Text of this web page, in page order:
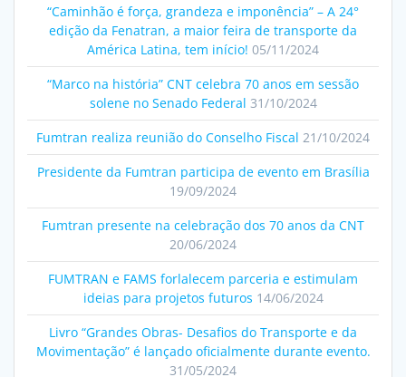
“Caminhão é força, grandeza e imponência” – A 24°
edição da Fenatran, a maior feira de transporte da
América Latina, tem início! 05/11/2024
“Marco na história” CNT celebra 70 anos em sessão
solene no Senado Federal 31/10/2024
Fumtran realiza reunião do Conselho Fiscal 21/10/2024
Presidente da Fumtran participa de evento em Brasília
19/09/2024
Fumtran presente na celebração dos 70 anos da CNT
20/06/2024
FUMTRAN e FAMS forlalecem parceria e estimulam
ideias para projetos futuros 14/06/2024
Livro “Grandes Obras- Desafios do Transporte e da
Movimentação” é lançado oficialmente durante evento.
31/05/2024